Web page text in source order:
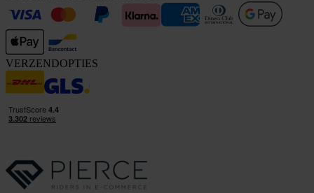
VERZENDOPTIES